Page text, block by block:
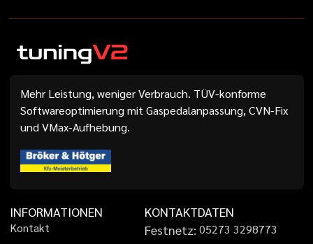
Mehr Leistung, weniger Verbrauch. TÜV-konforme
Softwareoptimierung mit Gaspedalanpassung, CVN-Fix
und VMax-Aufhebung.
INFORMATIONEN
Kontakt
KONTAKTDATEN
Festnetz: 05273 3298773